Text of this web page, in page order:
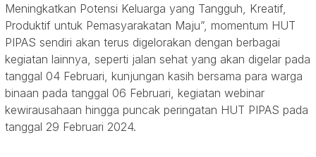
Meningkatkan Potensi Keluarga yang Tangguh, Kreatif,
Produktif untuk Pemasyarakatan Maju”, momentum HUT
PIPAS sendiri akan terus digelorakan dengan berbagai
kegiatan lainnya, seperti jalan sehat yang akan digelar pada
tanggal 04 Februari, kunjungan kasih bersama para warga
binaan pada tanggal 06 Februari, kegiatan webinar
kewirausahaan hingga puncak peringatan HUT PIPAS pada
tanggal 29 Februari 2024.